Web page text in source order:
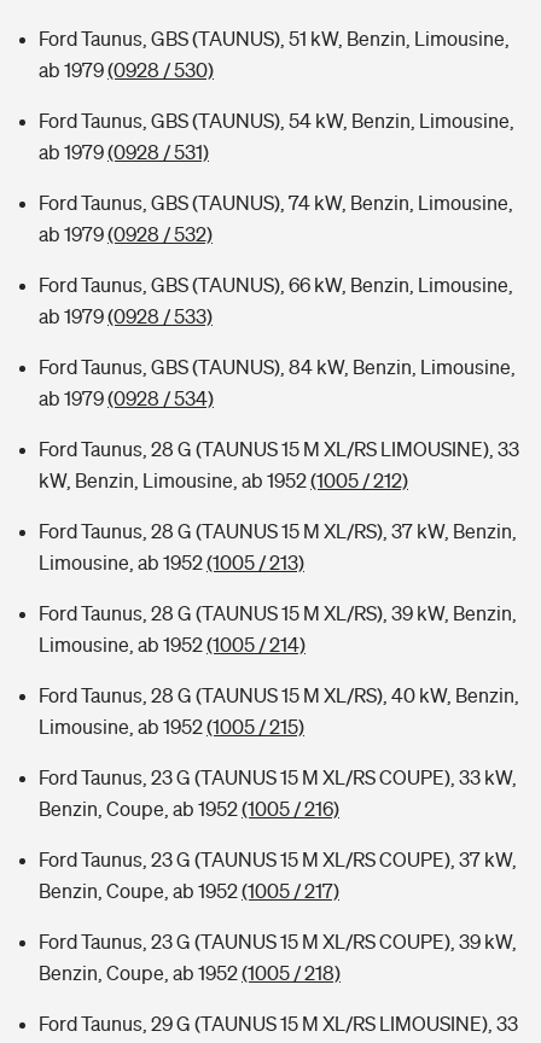
Ford Taunus, GBS (TAUNUS), 51 kW, Benzin, Limousine,
ab 1979(0928 / 530)
Ford Taunus, GBS (TAUNUS), 54 kW, Benzin, Limousine,
ab 1979(0928 / 531)
Ford Taunus, GBS (TAUNUS), 74 kW, Benzin, Limousine,
ab 1979(0928 / 532)
Ford Taunus, GBS (TAUNUS), 66 kW, Benzin, Limousine,
ab 1979(0928 / 533)
Ford Taunus, GBS (TAUNUS), 84 kW, Benzin, Limousine,
ab 1979(0928 / 534)
Ford Taunus, 28 G (TAUNUS 15 M XL/RS LIMOUSINE), 33
kW, Benzin, Limousine, ab 1952(1005 / 212)
Ford Taunus, 28 G (TAUNUS 15 M XL/RS), 37 kW, Benzin,
Limousine, ab 1952(1005 / 213)
Ford Taunus, 28 G (TAUNUS 15 M XL/RS), 39 kW, Benzin,
Limousine, ab 1952(1005 / 214)
Ford Taunus, 28 G (TAUNUS 15 M XL/RS), 40 kW, Benzin,
Limousine, ab 1952(1005 / 215)
Ford Taunus, 23 G (TAUNUS 15 M XL/RS COUPE), 33 kW,
Benzin, Coupe, ab 1952(1005 / 216)
Ford Taunus, 23 G (TAUNUS 15 M XL/RS COUPE), 37 kW,
Benzin, Coupe, ab 1952(1005 / 217)
Ford Taunus, 23 G (TAUNUS 15 M XL/RS COUPE), 39 kW,
Benzin, Coupe, ab 1952(1005 / 218)
Ford Taunus, 29 G (TAUNUS 15 M XL/RS LIMOUSINE), 33